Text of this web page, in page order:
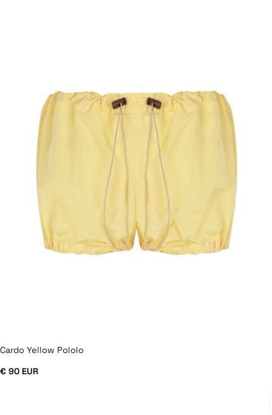
Cardo Yellow Pololo
€ 90 EUR